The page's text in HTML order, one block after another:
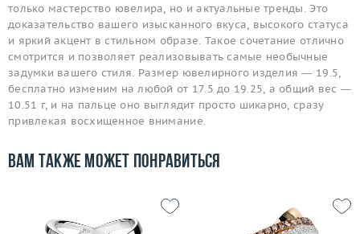
только мастерство ювелира, но и актуальные тренды. Это
доказательство вашего изысканного вкуса, высокого статуса
и яркий акцент в стильном образе. Такое сочетание отлично
смотрится и позволяет реализовывать самые необычные
задумки вашего стиля. Размер ювелирного изделия — 19.5,
бесплатно изменим на любой от 17.5 до 19.25, а общий вес —
10.51 г, и на пальце оно выглядит просто шикарно, сразу
привлекая восхищенное внимание.
Вам также может понравиться